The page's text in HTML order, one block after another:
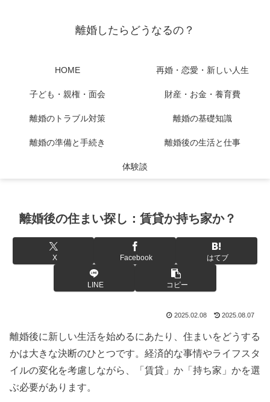
離婚したらどうなるの？
HOME 再婚・恋愛・新しい人生
子ども・親権・面会 財産・お金・養育費
離婚のトラブル対策 離婚の基礎知識
離婚の準備と手続き 離婚後の生活と仕事
体験談
離婚後の住まい探し：賃貸か持ち家か？
X Facebook はてブ
LINE コピー
2025.02.08 2025.08.07
離婚後に新しい生活を始めるにあたり、住まいをどうする
かは大きな決断のひとつです。経済的な事情やライフスタ
イルの変化を考慮しながら、「賃貸」か「持ち家」かを選
ぶ必要があります。